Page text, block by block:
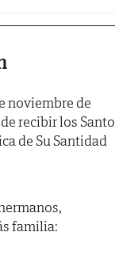
noviembre de
recibir los
de Su Santidad
familia: